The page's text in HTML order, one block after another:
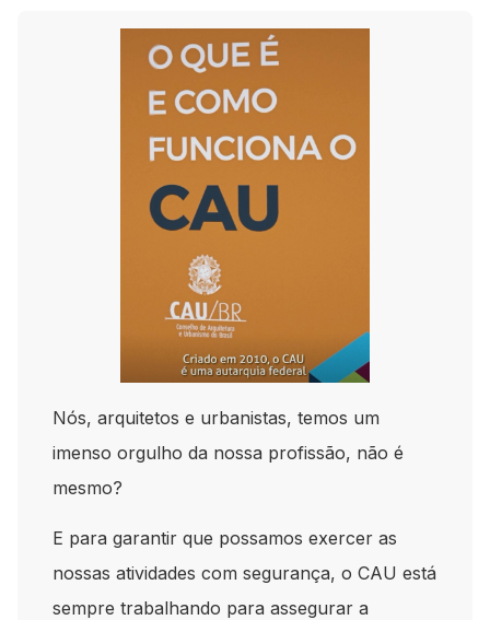
Nós, arquitetos e urbanistas, temos um
imenso orgulho da nossa profissão, não é
mesmo?
E para garantir que possamos exercer as
nossas atividades com segurança, o CAU está
sempre trabalhando para assegurar a